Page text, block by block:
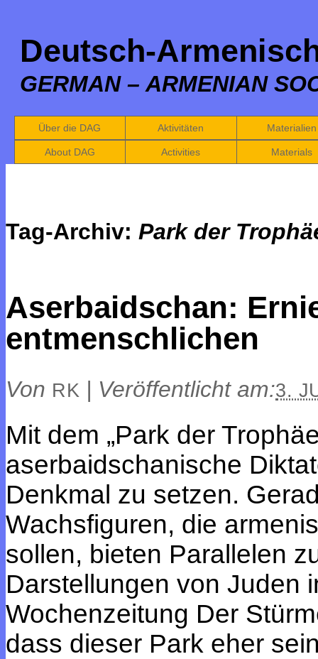
Deutsch-
GERMAN – ARMENIAN
Über die DAG Aktivitäten Materialien
About DAG Activities Materials
Tag-Archiv: Park der
Aserbaidschan:
entmenschlichen
Von RK | Veröffentlicht am:3.
Mit dem „Park der
aserbaidschanische
Denkmal zu setzen.
Wachsfiguren, die
sollen, bieten Parallelen
Darstellungen von Juden
Wochenzeitung Der
dass dieser Park eher